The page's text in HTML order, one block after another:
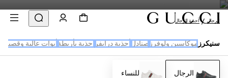
الرجال أحذية للرجال
سنيكرز موكاسين ولوفرز صنادل أحذية درايفر احذية بأربطة أبوات عالية وقصيرة
الرجال للنساء